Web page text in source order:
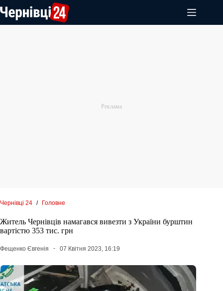
до
вмісту
Чернівці 24 / Головне
Житель Чернівців намагався вивезти з України бурштин
вартістю 353 тис. грн
Фещенко Євгенія 07 Квітня 2023, 16:19